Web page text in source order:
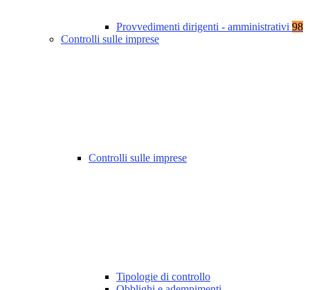
Provvedimenti dirigenti - amministrativi 98
Controlli sulle imprese
Controlli sulle imprese
Tipologie di controllo